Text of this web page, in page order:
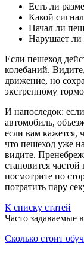
Есть ли
Какой
Начал ли
Нарушает ли
Если пешеход
колебаний.
движение, но
экстренному
И напоследок:
автомобиль,
если вам кажется,
что пешеход уже
видите.
становится
посмотрите по
потратить пару
К списку статей
Часто задаваемые
Сколько стоит